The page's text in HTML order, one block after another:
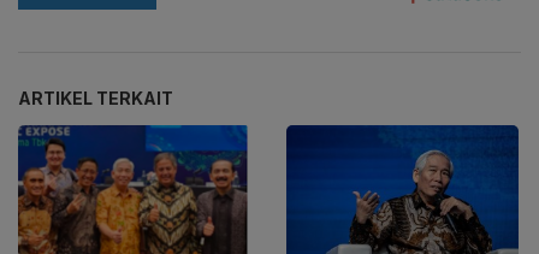
ARTIKEL TERKAIT